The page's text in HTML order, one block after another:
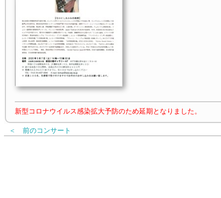
新型コロナウイルス感染拡大予防のため延期となりました。
＜ 前のコンサート